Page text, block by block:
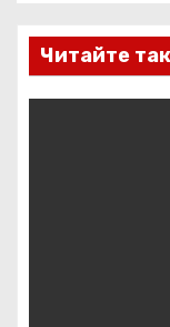
иЧитайте